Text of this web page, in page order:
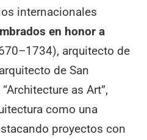
internacionales
en honor a
arquitecto de
de San
as Art”,
como una
proyectos con